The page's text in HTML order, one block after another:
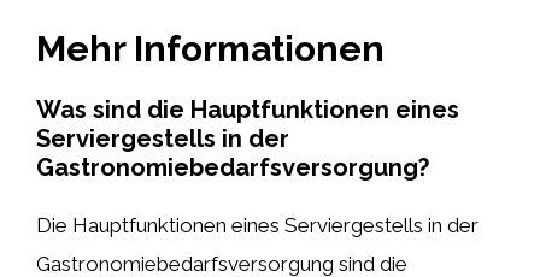
Mehr Informationen
Was sind die Hauptfunktionen eines
Serviergestells in der
Gastronomiebedarfsversorgung?
Die Hauptfunktionen eines Serviergestells in der
Gastronomiebedarfsversorgung sind die